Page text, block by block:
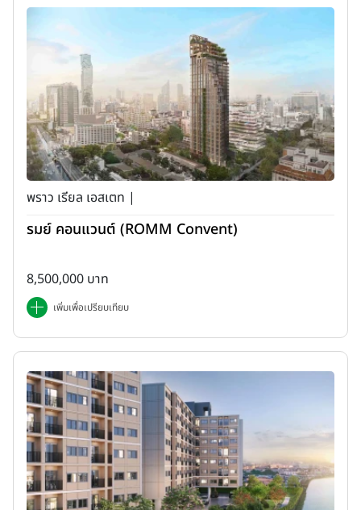
พราว เรียล เอสเตท |
รมย์ คอนแวนต์ (ROMM Convent)
8,500,000 บาท
เพิ่มเพื่อเปรียบเทียบ